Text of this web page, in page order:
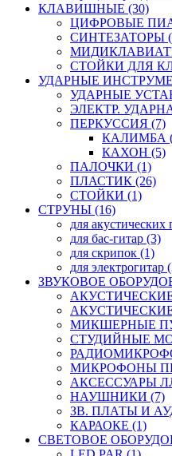
КЛАВИШНЫЕ (30)
ЦИФРОВЫЕ
СИНТЕЗАТОРЫ
СТОЙКИ ДЛЯ
УДАРНЫЕ
УДАРНЫЕ
ЭЛЕКТР.
ПЕРКУССИЯ (7)
КАЛИМБА
КАХОН (5)
ПАЛОЧКИ (1)
ПЛАСТИК (26)
СТОЙКИ (1)
СТРУНЫ (16)
для акустических
для бас-гитар (3)
для скрипок (1)
для электрогитар
ЗВУКОВОЕ
МИКШЕРНЫЕ
СТУДИЙНЫЕ
МИКРОФОНЫ
АКСЕССУАРЫ
НАУШНИКИ (7)
ЗВ. ПЛАТЫ И
КАРАОКЕ (1)
СВЕТОВОЕ